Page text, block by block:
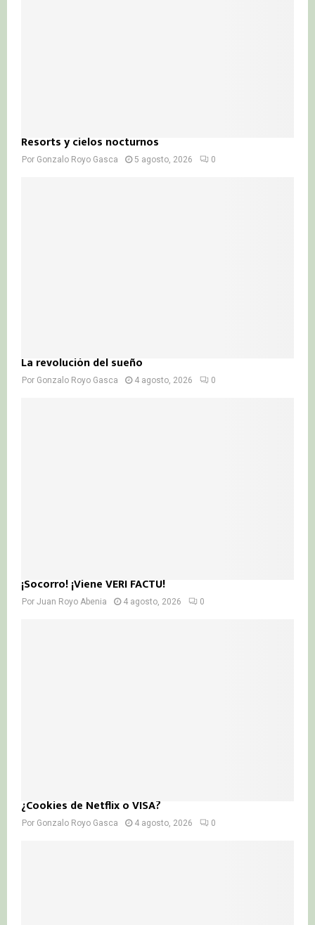
Resorts y cielos nocturnos
Por Gonzalo Royo Gasca 5 agosto, 2026 0
La revolución del sueño
Por Gonzalo Royo Gasca 4 agosto, 2026 0
¡Socorro! ¡Viene VERI FACTU!
Por Juan Royo Abenia 4 agosto, 2026 0
¿Cookies de Netflix o VISA?
Por Gonzalo Royo Gasca 4 agosto, 2026 0